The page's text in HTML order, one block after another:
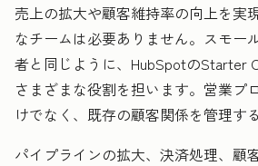
売上の拡大や顧客維持率の向上を実
なチームは必要ありません。スモー
者と同じように、HubSpotのStarter
さまざまな役割を担います。営業プ
けでなく、既存の顧客関係を管理す
パイプラインの拡大、決済処理、顧